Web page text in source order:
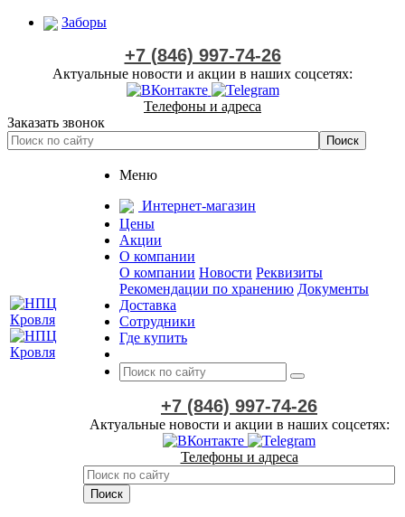
Заборы
+7 (846) 997-74-26
Актуальные новости и акции в наших соцсетях:
Телефоны и адреса
Заказать звонок
Меню
Интернет-магазин
Цены
Акции
О компании
О компании Новости Реквизиты
Рекомендации по хранению Документы
Доставка
Сотрудники
Где купить
+7 (846) 997-74-26
Актуальные новости и акции в наших соцсетях:
Телефоны и адреса